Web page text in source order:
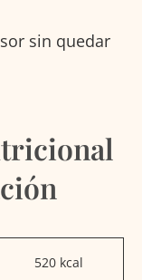
sin quedar
520 kcal